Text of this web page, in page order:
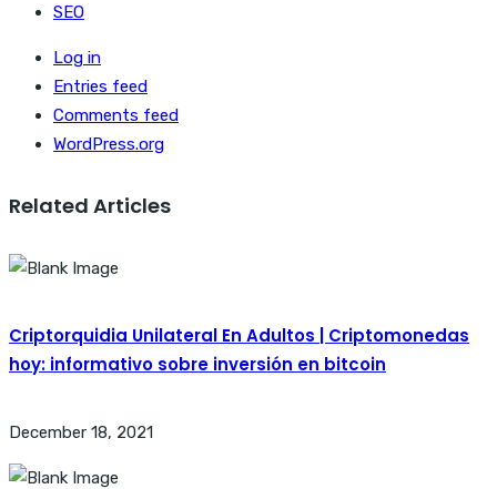
SEO
Log in
Entries feed
Comments feed
WordPress.org
Related Articles
Criptorquidia Unilateral En Adultos | Criptomonedas
hoy: informativo sobre inversión en bitcoin
December 18, 2021